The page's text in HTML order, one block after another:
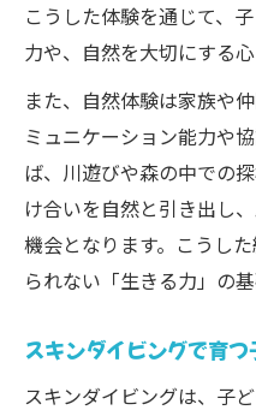
こうした体験を通じて、
力や、自然を大切にする
また、自然体験は家族や
ミュニケーション能力や
ば、川遊びや森の中での
け合いを自然と引き出し
機会となります。こうし
られない「生きる力」の
スキンダイビングで育
スキンダイビングは、子